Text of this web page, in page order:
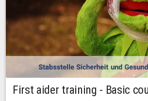
First aider training - Basic